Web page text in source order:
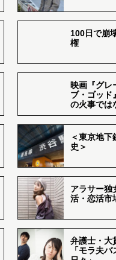
100日で崩
権
映画『グレ
ブ・ゴッド
の火事では
＜東京地下
史＞
アラサー独
活・恋活市
弁護士・大
「モラ夫